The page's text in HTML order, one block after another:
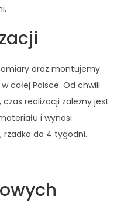
oraz montujemy
całej Polsce. Od chwili
realizacji zależny jest
i wynosi
rzadko do 4 tygodni.